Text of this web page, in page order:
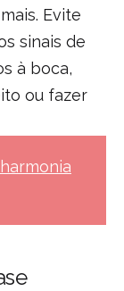
Evite
sinais de
à boca,
ou fazer